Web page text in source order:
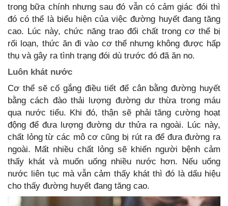
trong bữa chính nhưng sau đó vẫn có cảm giác đói thì
đó có thể là biểu hiện của việc đường huyết đang tăng
cao. Lúc này, chức năng trao đổi chất trong cơ thể bị
rối loạn, thức ăn đi vào cơ thể nhưng không được hấp
thụ và gây ra tình trạng đói dù trước đó đã ăn no.
Luôn khát nước
Cơ thể sẽ cố gắng điều tiết để cân bằng đường huyết
bằng cách đào thải lượng đường dư thừa trong máu
qua nước tiểu. Khi đó, thận sẽ phải tăng cường hoạt
động để đưa lượng đường dư thửa ra ngoài. Lúc này,
chất lỏng từ các mô cơ cũng bị rút ra để đưa đường ra
ngoài. Mất nhiều chất lỏng sẽ khiến người bệnh cảm
thấy khát và muốn uống nhiều nước hơn. Nếu uống
nước liên tục mà vẫn cảm thấy khát thì đó là dấu hiệu
cho thấy đường huyết đang tăng cao.